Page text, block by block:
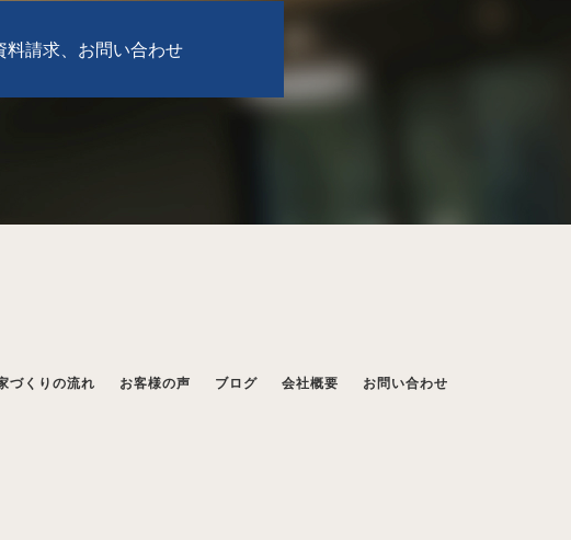
料請求、お問い合わせ
づくりの流れ お客様の声 ブログ 会社概要 お問い合わせ